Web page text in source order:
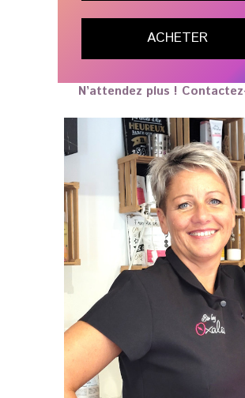
ACHETER
N’attendez plus !